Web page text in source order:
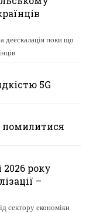
деескалація поки що
5G
помилитися
2026 року
–
сектору економіки